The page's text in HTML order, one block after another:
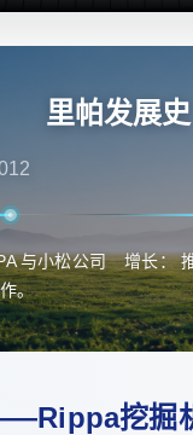
里帕发展史
与小松公司
。
增长：
挖掘